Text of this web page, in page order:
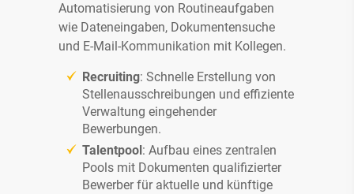
Automatisierung von Routineaufgaben
wie Dateneingaben, Dokumentensuche
und E-Mail-Kommunikation mit Kollegen.
Recruiting: Schnelle Erstellung von
Stellenausschreibungen und effiziente
Verwaltung eingehender
Bewerbungen.
Talentpool : Aufbau eines zentralen
Pools mit Dokumenten qualifizierter
Bewerber für aktuelle und künftige